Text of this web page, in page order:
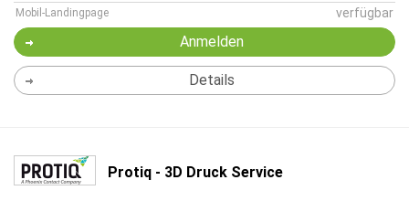
Mobil-Landingpage verfügbar
Anmelden
Details
Protiq - 3D Druck Service